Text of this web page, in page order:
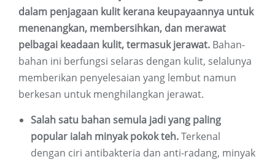
dalam penjagaan kulit kerana keupayaannya untuk
menenangkan, membersihkan, dan merawat
pelbagai keadaan kulit, termasuk jerawat. Bahan-
bahan ini berfungsi selaras dengan kulit, selalunya
memberikan penyelesaian yang lembut namun
berkesan untuk menghilangkan jerawat.
Salah satu bahan semula jadi yang paling
popular ialah minyak pokok teh.Terkenal
dengan ciri antibakteria dan anti-radang, minyak